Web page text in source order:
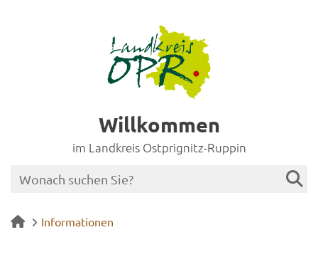
Willkommen
im Landkreis Ostprignitz-Ruppin
Informationen